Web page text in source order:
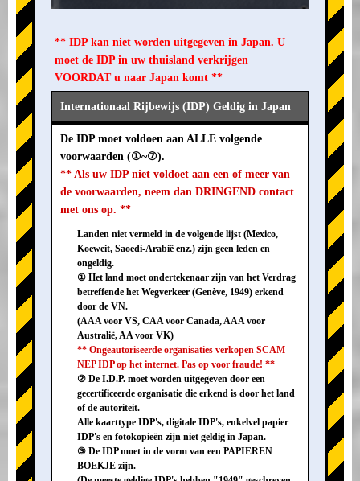
** IDP kan niet worden uitgegeven in Japan. U
moet de IDP in uw thuisland verkrijgen
VOORDAT u naar Japan komt **
Internationaal Rijbewijs (IDP) Geldig in Japan
De IDP moet voldoen aan ALLE volgende
voorwaarden (①~⑦).
** Als uw IDP niet voldoet aan een of meer van
de voorwaarden, neem dan DRINGEND contact
met ons op. **
Landen niet vermeld in de volgende lijst (Mexico,
Koeweit, Saoedi-Arabië enz.) zijn geen leden en
ongeldig.
① Het land moet ondertekenaar zijn van het Verdrag
betreffende het Wegverkeer (Genève, 1949) erkend
door de VN.
(AAA voor VS, CAA voor Canada, AAA voor
Australië, AA voor VK)
** Ongeautoriseerde organisaties verkopen SCAM
NEP IDP op het internet. Pas op voor fraude! **
② De I.D.P. moet worden uitgegeven door een
gecertificeerde organisatie die erkend is door het land
of de autoriteit.
Alle kaarttype IDP's, digitale IDP's, enkelvel papier
IDP's en fotokopieën zijn niet geldig in Japan.
③ De IDP moet in de vorm van een PAPIEREN
BOEKJE zijn.